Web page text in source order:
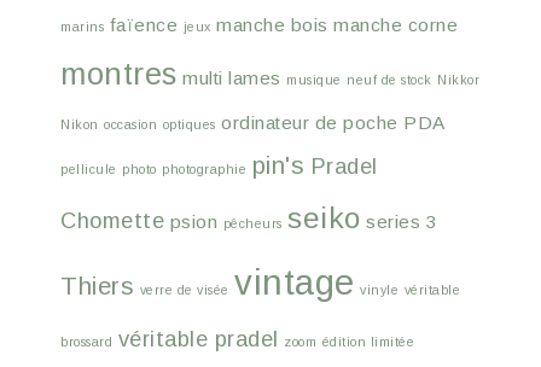
marins faïence jeux manche bois manche corne
montres multi lames musique neuf de stock Nikkor
Nikon occasion optiques ordinateur de poche PDA
pellicule photo photographie pin's Pradel
Chomette psion pêcheurs seiko series 3
Thiers verre de visée vintage vinyle véritable
brossard véritable pradel zoom édition limitée